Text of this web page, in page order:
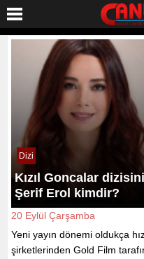
Dizi
Kızıl Goncalar
Şerif Erol kimdir?
20 Eylül Çarşamba
Yeni yayın dönemi oldukça
şirketlerinden Gold Film